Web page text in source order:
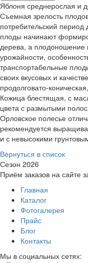
Яблоня среднерослая и
Съемная зрелость
потребительский
плоды начинают
дерева, а плодоношение
урожайности,
транспортабельные
своих вкусовых и
продолговато-
Кожица блестящая, с
цвета с размытыми
Орловское полесье
рекомендуется
и с невысокими
Вернуться в список
Сезон 2026
Приём заказов на сайте
Главная
Каталог
Фотогалерея
Прайс
Блог
Контакты
Мы в социальных сетях: